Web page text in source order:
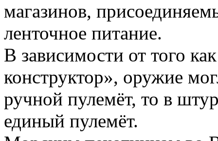
магазинов,
ленточное питание.
В зависимости от того
конструктор», оружие
ручной пулемёт, то в
единый пулемёт.